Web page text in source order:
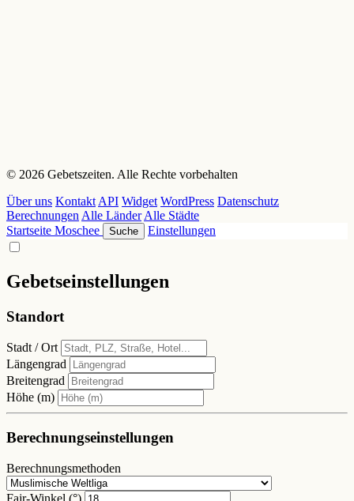
© 2026 Gebetszeiten. Alle Rechte vorbehalten
Über uns Kontakt API Widget WordPress Datenschutz
Berechnungen Alle Länder Alle Städte
Startseite Moschee Suche Einstellungen
Gebetseinstellungen
Standort
Stadt / Ort
Längengrad
Breitengrad
Höhe (m)
Berechnungseinstellungen
Berechnungsmethoden
Fajr-Winkel (°)